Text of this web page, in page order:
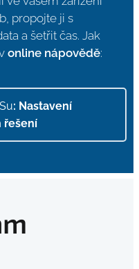
propojte ji s
a šetřit čas. Jak
online nápovědě:
: Nastavení
řešení